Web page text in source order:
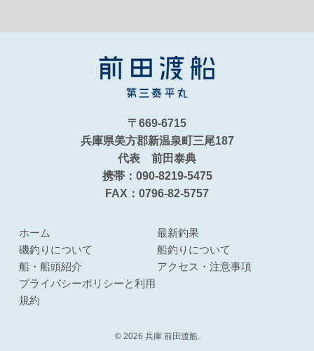
〒669-6715
兵庫県美方郡新温泉町三尾187
代表 前田泰典
携帯：090-8219-5475
FAX：0796-82-5757
ホーム
最新釣果
磯釣りについて
船釣りについて
船・船頭紹介
アクセス・注意事項
プライバシーポリシーと利用
規約
© 2026 兵庫 前田渡船.